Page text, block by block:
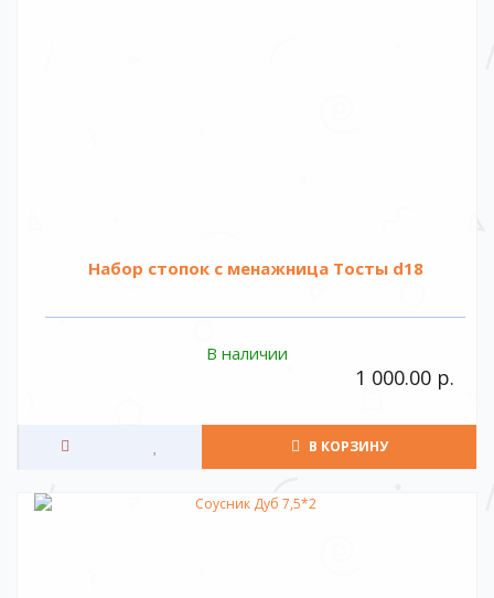
Набор стопок с менажница Тосты d18
В наличии
1 000.00 р.
В КОРЗИНУ